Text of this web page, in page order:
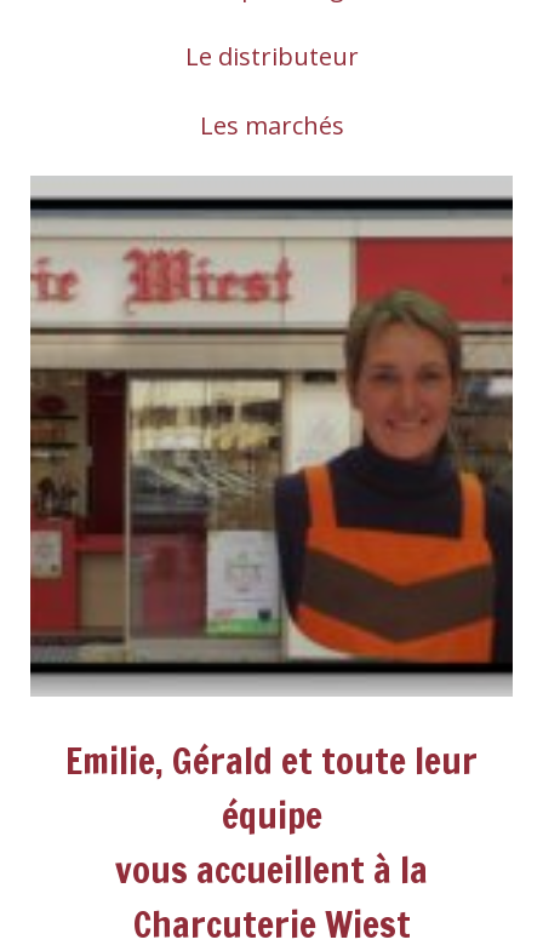
Le distributeur
Les marchés
Emilie, Gérald et toute leur
équipe
vous accueillent à la
Charcuterie Wiest